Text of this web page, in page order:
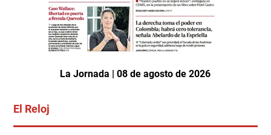
La Jornada | 08 de agosto de 2026
El Reloj